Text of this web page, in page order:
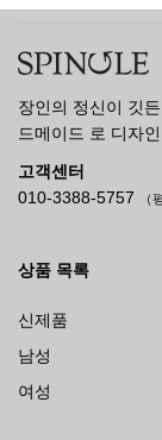
장인의 정신이 깃
드메이드 로 디자
고객센터
010-3388-5757
（
상품 목록
신제품
남성
여성